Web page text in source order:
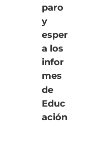
paro
y
esper
a los
infor
mes
de
Educ
ación